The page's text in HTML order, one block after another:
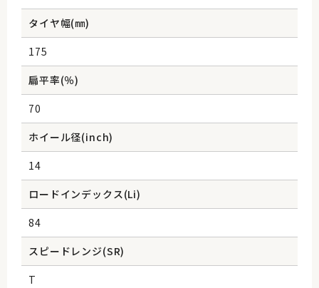
タイヤ幅(㎜)
175
扁平率(％)
70
ホイール径(inch)
14
ロードインデックス(Li)
84
スピードレンジ(SR)
T